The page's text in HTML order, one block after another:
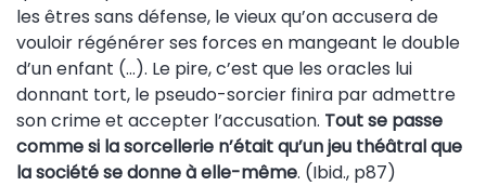
les êtres sans défense, le vieux qu’on accusera de
vouloir régénérer ses forces en mangeant le double
d’un enfant (…). Le pire, c’est que les oracles lui
donnant tort, le pseudo-sorcier finira par admettre
son crime et accepter l’accusation. Tout se passe
comme si la sorcellerie n’était qu’un jeu théâtral que
la société se donne à elle-même. (Ibid., p87)